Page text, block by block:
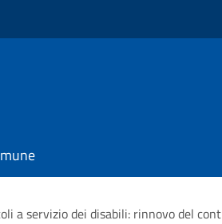
a servizio dei disabili: rinnovo del